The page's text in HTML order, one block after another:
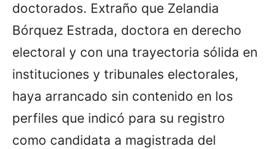
doctorados. Extraño que Zelandia
Bórquez Estrada, doctora en derecho
electoral y con una trayectoria sólida en
instituciones y tribunales electorales,
haya arrancado sin contenido en los
perfiles que indicó para su registro
como candidata a magistrada del